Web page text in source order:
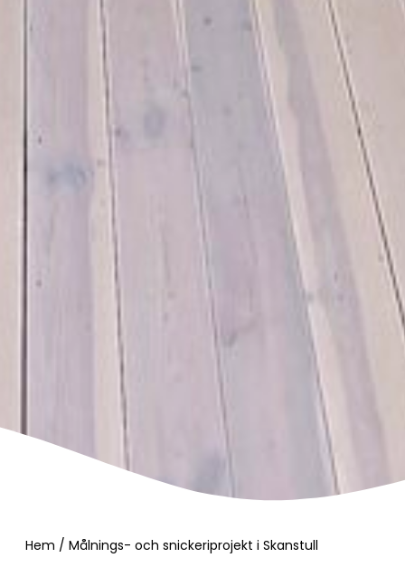
Hem / Målnings- och snickeriprojekt i Skanstull